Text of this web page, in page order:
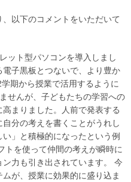
以下のコメントをいただいて
ット型パソコンを導入しまし
子黒板とつないで、より豊か
期から授業で活用するように
せんが、子どもたちの学習への
まりました。人前で発表する
分の考えを書くことがうれし
」と積極的になったという例
トを使って仲間の考えが瞬時に
力も引き出されています。 今
が、授業に効果的に盛り込ま